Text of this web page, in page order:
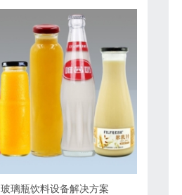
玻璃瓶饮料设备解决方案